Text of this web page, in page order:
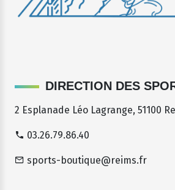
DIRECTION DES
2 Esplanade Léo Lagrange, 51100
03.26.79.86.40
sports-boutique@reims.fr